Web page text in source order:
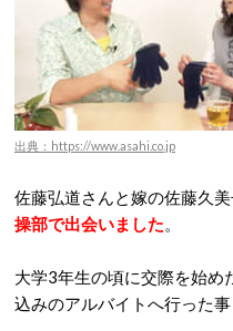
出典：https://www.asahi.co.jp
佐藤弘道さんと嫁の佐藤久美
操部で出会いました。
大学3年生の頃に交際を始め
込みのアルバイトへ行った事